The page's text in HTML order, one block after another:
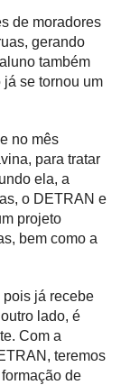
de moradores
gerando
também
se tornou um
no mês
para tratar
ela, a
o DETRAN e
projeto
bem como a
pois já recebe
lado, é
Com a
teremos
de